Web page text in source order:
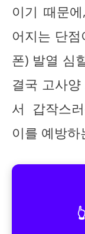
이기 때문
어지는 단
폰) 발열 심
결국 고사
서 갑작스
이를 예방
👆